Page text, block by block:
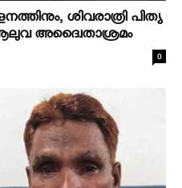
ശിവരാത്രി പിത്യ
അദ്വൈതാശ്രമം
0